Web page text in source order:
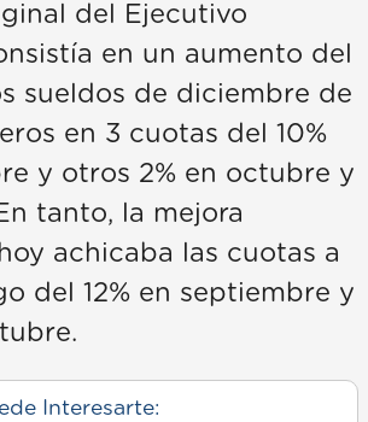
del Ejecutivo
en un aumento del
sueldos de diciembre de
en 3 cuotas del 10%
y otros 2% en octubre y
tanto, la mejora
achicaba las cuotas a
del 12% en septiembre y
Interesarte: